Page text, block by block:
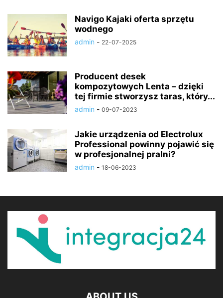
Navigo Kajaki oferta sprzętu
wodnego
admin - 22-07-2025
Producent desek
kompozytowych Lenta – dzięki
tej firmie stworzysz taras, który...
admin - 09-07-2023
Jakie urządzenia od Electrolux
Professional powinny pojawić się
w profesjonalnej pralni?
admin - 18-06-2023